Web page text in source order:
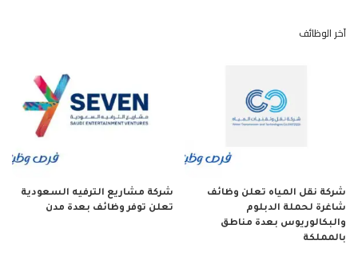
آخر الوظائف
شركة نقل المياه تعلن وظائف
شاغرة لحملة الدبلوم
والبكالوريوس بعدة مناطق
بالمملكة
شركة مشاريع الترفيه السعودية
تعلن توفر وظائف بعدة مدن